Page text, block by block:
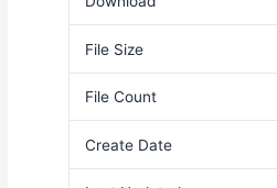
File Size
File Count
Create Date